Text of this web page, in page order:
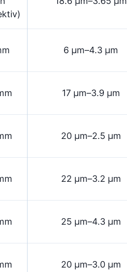
6 µm–4.3 µm
17 µm–3.9 µm
20 µm–2.5 µm
22 µm–3.2 µm
25 µm–4.3 µm
20 µm–3.0 µm